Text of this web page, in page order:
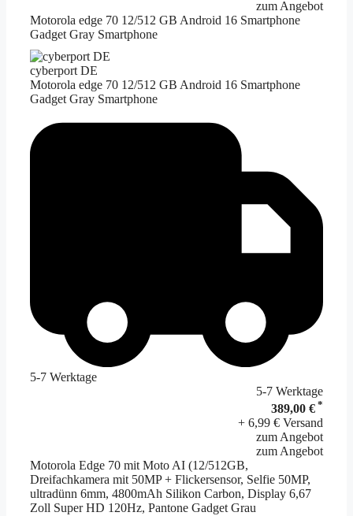
zum Angebot
Motorola edge 70 12/512 GB Android 16 Smartphone
Gadget Gray Smartphone
cyberport DE
Motorola edge 70 12/512 GB Android 16 Smartphone
Gadget Gray Smartphone
5-7 Werktage
5-7 Werktage
389,00 € *
+ 6,99 € Versand
zum Angebot
zum Angebot
Motorola Edge 70 mit Moto AI (12/512GB,
Dreifachkamera mit 50MP + Flickersensor, Selfie 50MP,
ultradünn 6mm, 4800mAh Silikon Carbon, Display 6,67
Zoll Super HD 120Hz, Pantone Gadget Grau